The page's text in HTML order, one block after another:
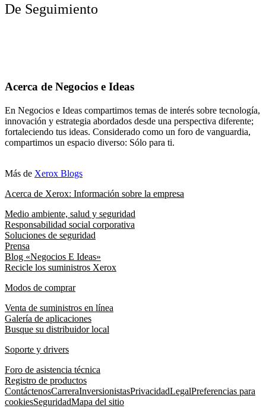
De Seguimiento
Acerca de Negocios e Ideas
En Negocios e Ideas compartimos temas de interés sobre tecnología,
innovación y estrategia abordados desde una perspectiva diferente;
fortaleciendo tus ideas. Considerado como un foro de vanguardia,
compartimos un espacio diverso: Sólo para ti.
Más de Xerox Blogs
Acerca de Xerox: Información sobre la empresa
Medio ambiente, salud y seguridad
Responsabilidad social corporativa
Soluciones de seguridad
Prensa
Blog «Negocios E Ideas»
Recicle los suministros Xerox
Modos de comprar
Venta de suministros en línea
Galería de aplicaciones
Busque su distribuidor local
Soporte y drivers
Foro de asistencia técnica
Registro de productos
ContáctenosCarreraInversionistasPrivacidadLegalPreferencias para
cookiesSeguridadMapa del sitio